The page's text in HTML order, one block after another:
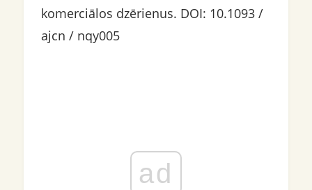
komerciālos dzērienus. DOI: 10.1093 /
ajcn / nqy005
ad